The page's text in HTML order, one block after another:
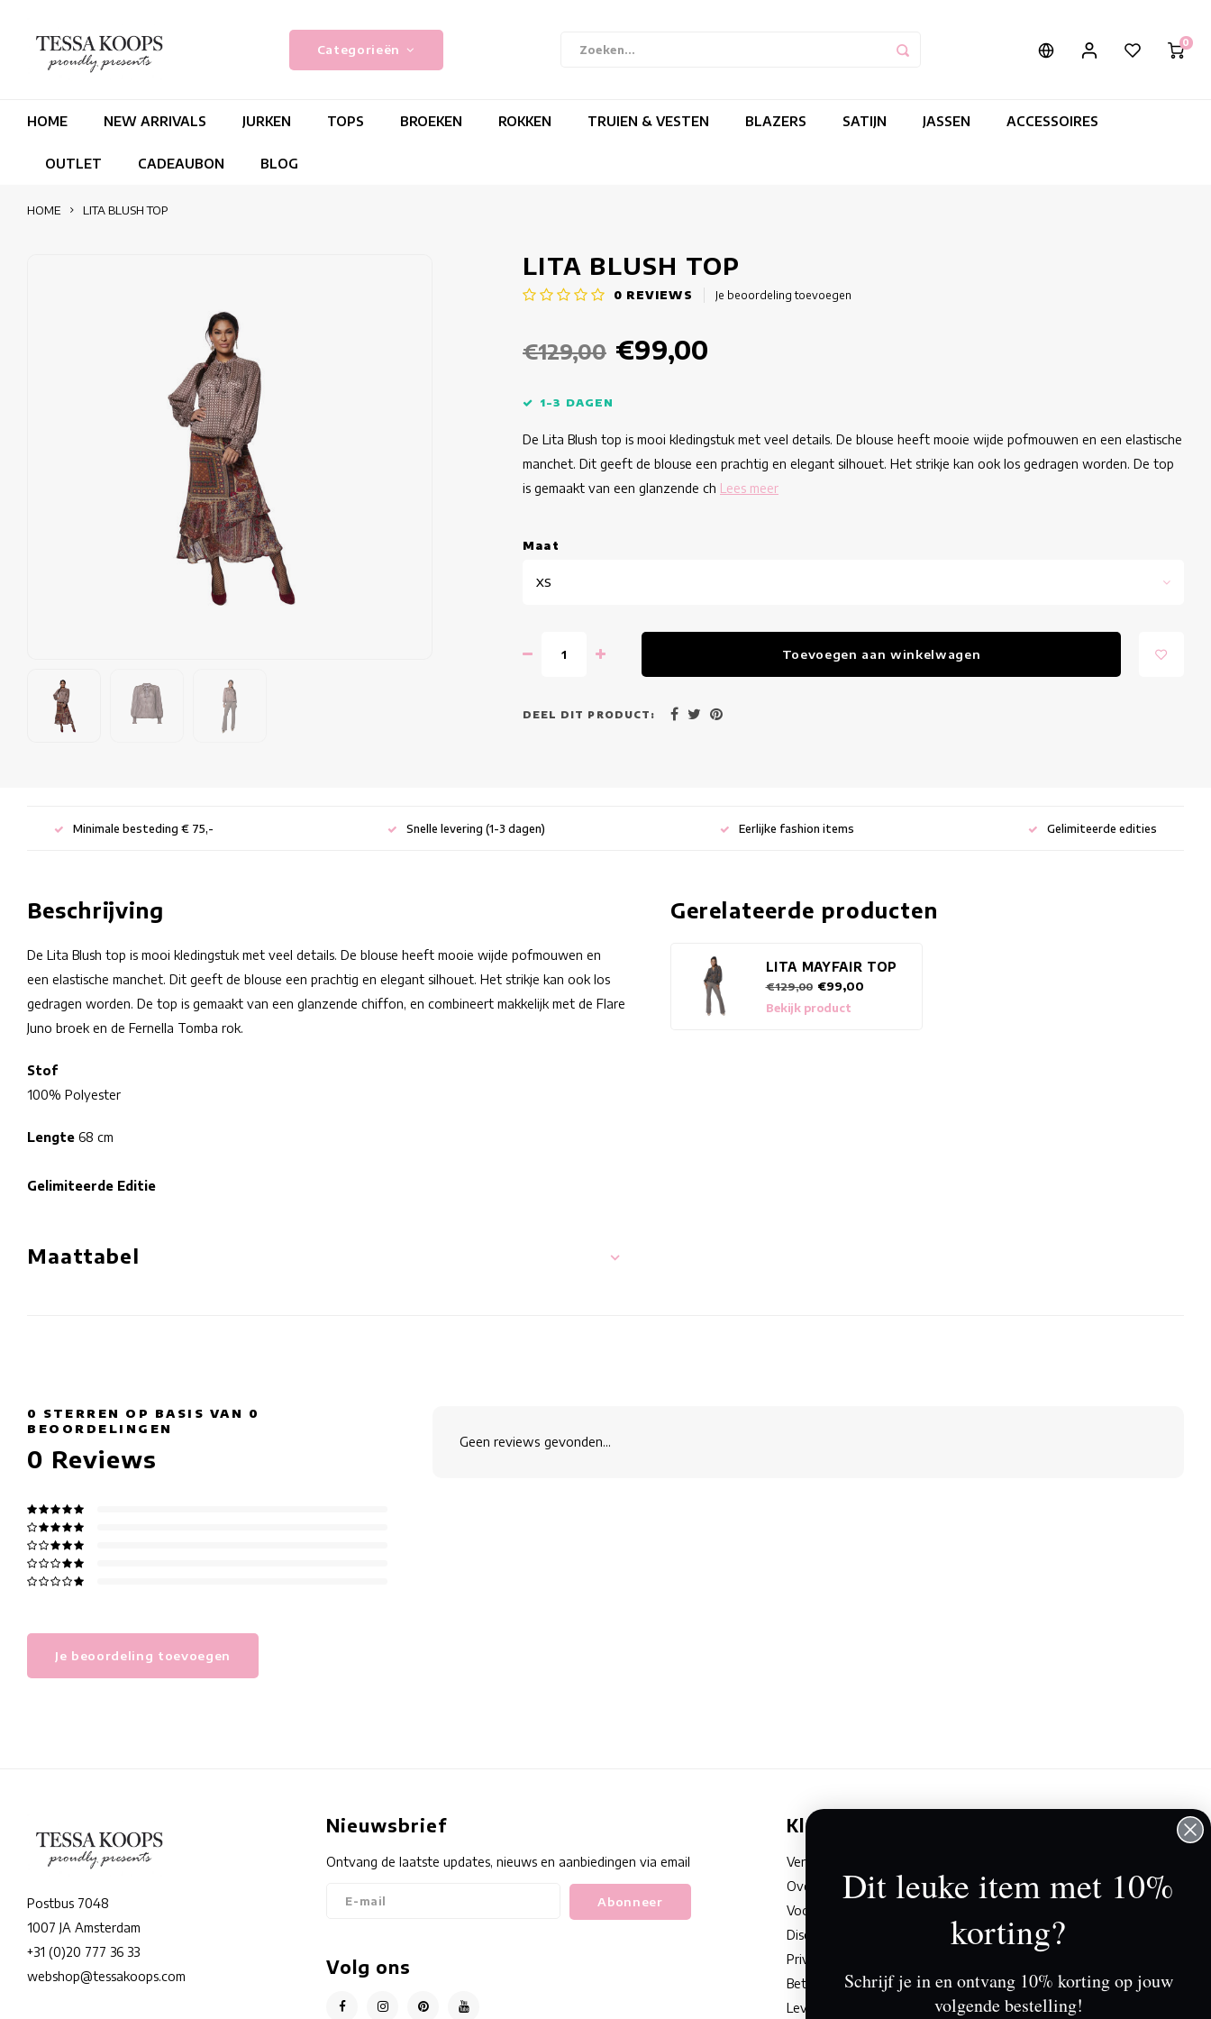
Categorieën 0
HOME NEW ARRIVALS JURKEN TOPS BROEKEN ROKKEN TRUIEN & VESTEN BLAZERS SATIJN JASSEN ACCESSOIRES
OUTLET CADEAUBON BLOG
HOME LITA BLUSH TOP
LITA BLUSH TOP
0 REVIEWS Je beoordeling toevoegen
€129,00 €99,00
1-3 DAGEN
De Lita Blush top is mooi kledingstuk met veel details. De blouse heeft mooie wijde pofmouwen en een elastische
manchet. Dit geeft de blouse een prachtig en elegant silhouet. Het strikje kan ook los gedragen worden. De top
is gemaakt van een glanzende ch Lees meer
Maat
XS
Toevoegen aan winkelwagen
DEEL DIT PRODUCT:
Minimale besteding € 75,- Snelle levering (1-3 dagen) Eerlijke fashion items Gelimiteerde edities
Beschrijving
De Lita Blush top is mooi kledingstuk met veel details. De blouse heeft mooie wijde pofmouwen en
een elastische manchet. Dit geeft de blouse een prachtig en elegant silhouet. Het strikje kan ook los
gedragen worden. De top is gemaakt van een glanzende chiffon, en combineert makkelijk met de Flare
Juno broek en de Fernella Tomba rok.
Stof
100% Polyester
Lengte 68 cm
Gelimiteerde Editie
Maattabel
Gerelateerde producten
LITA MAYFAIR TOP
€129,00 €99,00
Bekijk product
0 STERREN OP BASIS VAN 0
BEOORDELINGEN
0 Reviews
Je beoordeling toevoegen
Geen reviews gevonden...
Postbus 7048
1007 JA Amsterdam
+31 (0)20 777 36 33
webshop@tessakoops.com
Nieuwsbrief
Ontvang de laatste updates, nieuws en aanbiedingen via email
Abonneer
Volg ons
Klantenservice
Verkooppunten
Over Tessa Koops
Voorwaarden & Condities
Disclaimer
Privacy Beleid
Betalingen
Leveringen en retouren
Mijn account
Mijn bestellingen
Mijn verlanglijst
Dit leuke item met 10%
korting?
Schrijf je in en ontvang 10% korting op jouw
volgende bestelling!